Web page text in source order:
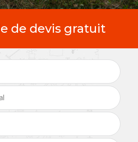
de devis gratuit